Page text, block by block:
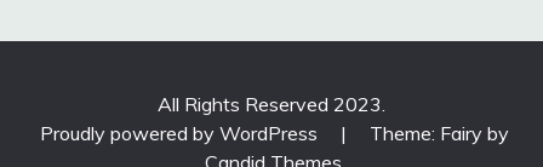
All Rights Reserved 2023.
Proudly powered by WordPress
|
Theme: Fairy by